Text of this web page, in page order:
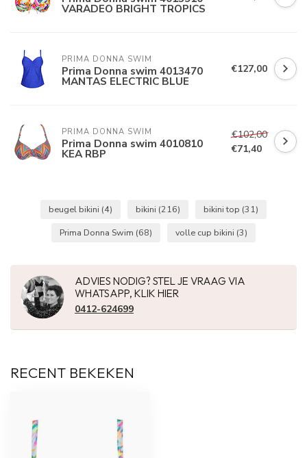
VARADEO BRIGHT TROPICS
PRIMA DONNA SWIM
Prima Donna swim 4013470
MANTAS ELECTRIC BLUE
€127,00
PRIMA DONNA SWIM
Prima Donna swim 4010810
KEA RBP
€102,00
€71,40
beugel bikini (4) bikini (216) bikini top (31)
Prima Donna Swim (68) volle cup bikini (3)
ADVIES NODIG? STEL JE VRAAG VIA
WHATSAPP, KLIK HIER
0412-624699
RECENT BEKEKEN